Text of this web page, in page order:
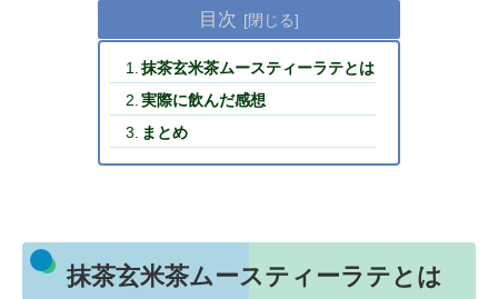
目次
抹茶玄米茶ムースティーラテとは
実際に飲んだ感想
まとめ
抹茶玄米茶ムースティーラテとは